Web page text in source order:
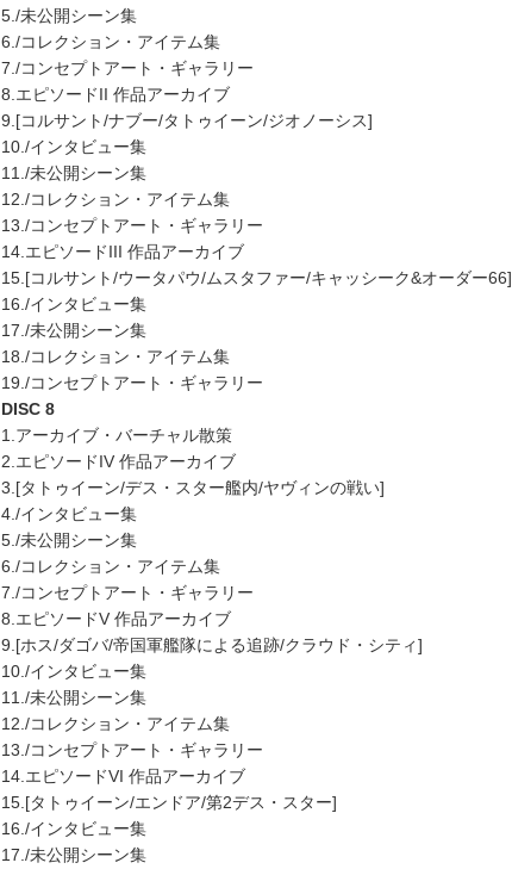
5./未公開シーン集
6./コレクション・アイテム集
7./コンセプトアート・ギャラリー
8.エピソードII 作品アーカイブ
9.[コルサント/ナブー/タトゥイーン/ジオノーシス]
10./インタビュー集
11./未公開シーン集
12./コレクション・アイテム集
13./コンセプトアート・ギャラリー
14.エピソードIII 作品アーカイブ
15.[コルサント/ウータパウ/ムスタファー/キャッシーク&オーダー66]
16./インタビュー集
17./未公開シーン集
18./コレクション・アイテム集
19./コンセプトアート・ギャラリー
DISC 8
1.アーカイブ・バーチャル散策
2.エピソードIV 作品アーカイブ
3.[タトゥイーン/デス・スター艦内/ヤヴィンの戦い]
4./インタビュー集
5./未公開シーン集
6./コレクション・アイテム集
7./コンセプトアート・ギャラリー
8.エピソードV 作品アーカイブ
9.[ホス/ダゴバ/帝国軍艦隊による追跡/クラウド・シティ]
10./インタビュー集
11./未公開シーン集
12./コレクション・アイテム集
13./コンセプトアート・ギャラリー
14.エピソードVI 作品アーカイブ
15.[タトゥイーン/エンドア/第2デス・スター]
16./インタビュー集
17./未公開シーン集